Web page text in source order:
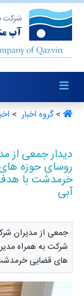
>گروه اخبار ‏ >
دیدار جمعی از
روسای حوزه
خرمدشت با هدف
آبی
جمعی از مدیران
شرکت به همراه
های قضایی